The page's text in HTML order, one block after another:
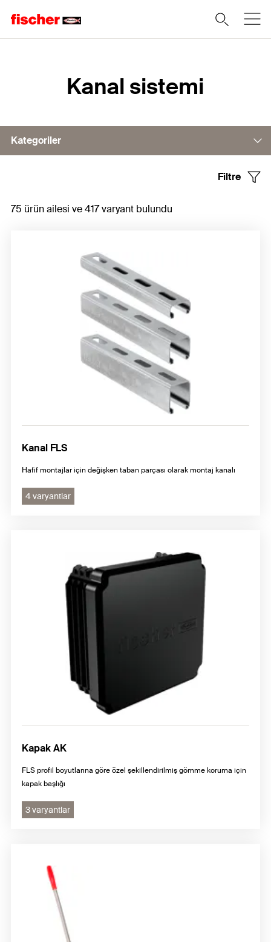
Kanal sistemi
Kategoriler
Kanal sistemi evrensel FUS
Filtre
75 ürün ailesi ve 417 varyant bulundu
Kanal FLS
Hafif montajlar için değişken taban parçası olarak montaj kanalı
4 varyantlar
Kapak AK
FLS profil boyutlarına göre özel şekillendirilmiş gömme koruma için
kapak başlığı
3 varyantlar